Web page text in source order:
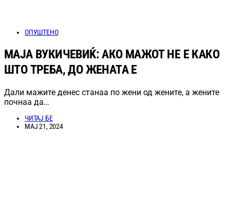
ОПУШТЕНО
МАЈА ВУКИЧЕВИЌ: АКО МАЖОТ НЕ Е КАКО
ШТО ТРЕБА, ДО ЖЕНАТА Е
Дали мажите денес станаа по жени од жените, а жените
почнаа да…
ЧИТАЈ БЕ
МАЈ 21, 2024